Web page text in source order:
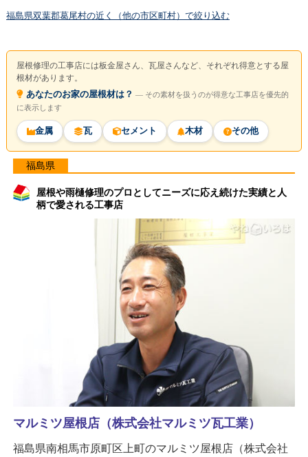
福島県双葉郡葛尾村の近く（他の市区町村）で絞り込む
屋根修理の工事店には板金屋さん、瓦屋さんなど、それぞれ得意とする屋
根材があります。
あなたのお家の屋根材は？ ― その素材を扱うのが得意な工事店を優先的
に表示します
金属 瓦 セメント 木材 その他
福島県
屋根や雨樋修理のプロとしてニーズに応え続けた実績と人
柄で愛される工事店
マルミツ屋根店（株式会社マルミツ瓦工業）
福島県南相馬市原町区上町のマルミツ屋根店（株式会社